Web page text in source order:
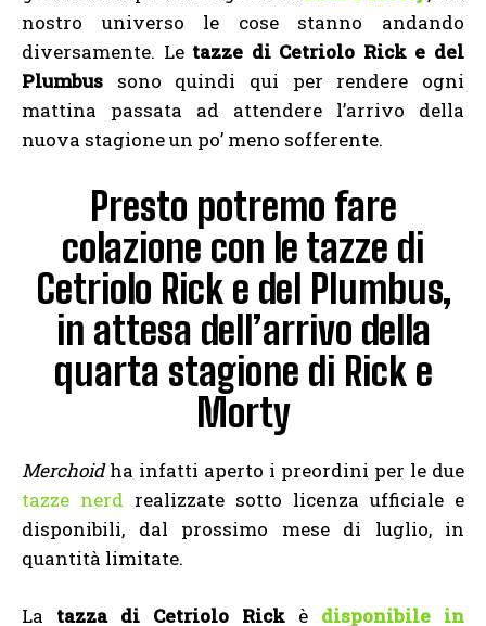
nostro universo le cose stanno andando
diversamente. Le tazze di Cetriolo Rick e del
Plumbus sono quindi qui per rendere ogni
mattina passata ad attendere l’arrivo della
nuova stagione un po’ meno sofferente.
Presto potremo fare
colazione con le tazze di
Cetriolo Rick e del Plumbus,
in attesa dell’arrivo della
quarta stagione di Rick e
Morty
Merchoidha infatti aperto i preordini per le due
tazze nerd realizzate sotto licenza ufficiale e
disponibili, dal prossimo mese di luglio, in
quantità limitate.
La tazza di Cetriolo Rick è disponibile in